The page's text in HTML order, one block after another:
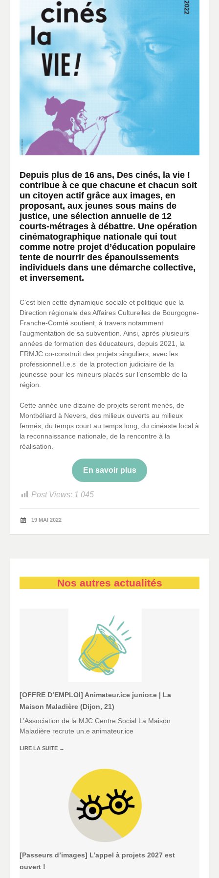
Depuis plus de 16 ans, Des cinés, la vie !
contribue à ce que chacune et chacun soit
un citoyen actif grâce aux images, en
proposant, aux jeunes sous mains de
justice, une​ sélection annuelle de 12
courts-métrages à débattre. Une opération
cinématographique nationale qui tout
comme notre projet d’éducation populaire
tente de nourrir des épanouissements
individuels dans une démarche collective,
et inversement.
C’est bien cette dynamique sociale et politique que la
Direction régionale des Affaires Culturelles de Bourgogne-
Franche-Comté soutient, à travers notamment
l’augmentation de sa subvention. Ainsi, après plusieurs
années de formation des éducateurs, depuis 2021, la
FRMJC co-construit des projets singuliers, avec les
professionnel.l.e.s de la protection judiciaire de la
jeunesse pour les mineurs placés sur l’ensemble de la
région.
Cette année une dizaine de projets seront menés, de
Montbéliard à Nevers, des milieux ouverts au milieux
fermés, du temps court au temps long, du cinéaste local à
la​ reconnaissance nationale, de la rencontre à la
réalisation.
En savoir plus
Post Views: 1 045
19 MAI 2022
Nos autres actualités
[OFFRE D’EMPLOI] Animateur.ice junior.e | La
Maison Maladière (Dijon, 21)
L’Association de la MJC Centre Social La Maison
Maladière recrute un.e animateur.ice
LIRE LA SUITE →
[Passeurs d’images] L’appel à projets 2027 est
ouvert !